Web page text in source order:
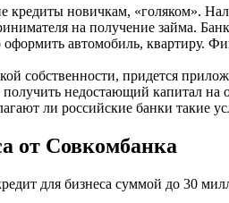
новичкам, «голяком».
на получение займа.
оформить автомобиль, квартиру.
собственности, придется
недостающий капитал на
ли российские банки такие
от Совкомбанка
для бизнеса суммой до 30